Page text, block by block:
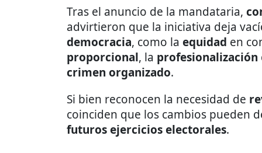
Tras el anuncio de la mandataria,
advirtieron que la iniciativa deja
democracia, como la equidad en
proporcional, la profesionalización
crimen organizado.
Si bien reconocen la necesidad de
coinciden que los cambios pueden
futuros ejercicios electorales.